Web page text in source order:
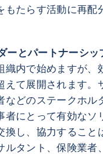
もたらす活動に再配
ーとパートナーシッ
織内で始めますが、
えて展開されます。
などのステークホル
者にとって有効なソ
換し、協力すること
ルタント、保険業者